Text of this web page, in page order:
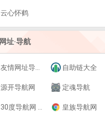
云心怀鹤
网址·导航
友情网址导航网 自助链大全
源开导航网 定魂导航
30度导航网 - 全网优质在线网站资源！ 皇族导航网